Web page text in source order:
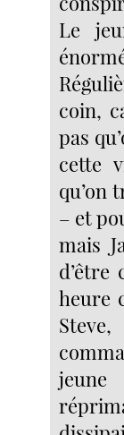
Le
coin,
pas
cette
qu’on
– et
mais
d’être
heure